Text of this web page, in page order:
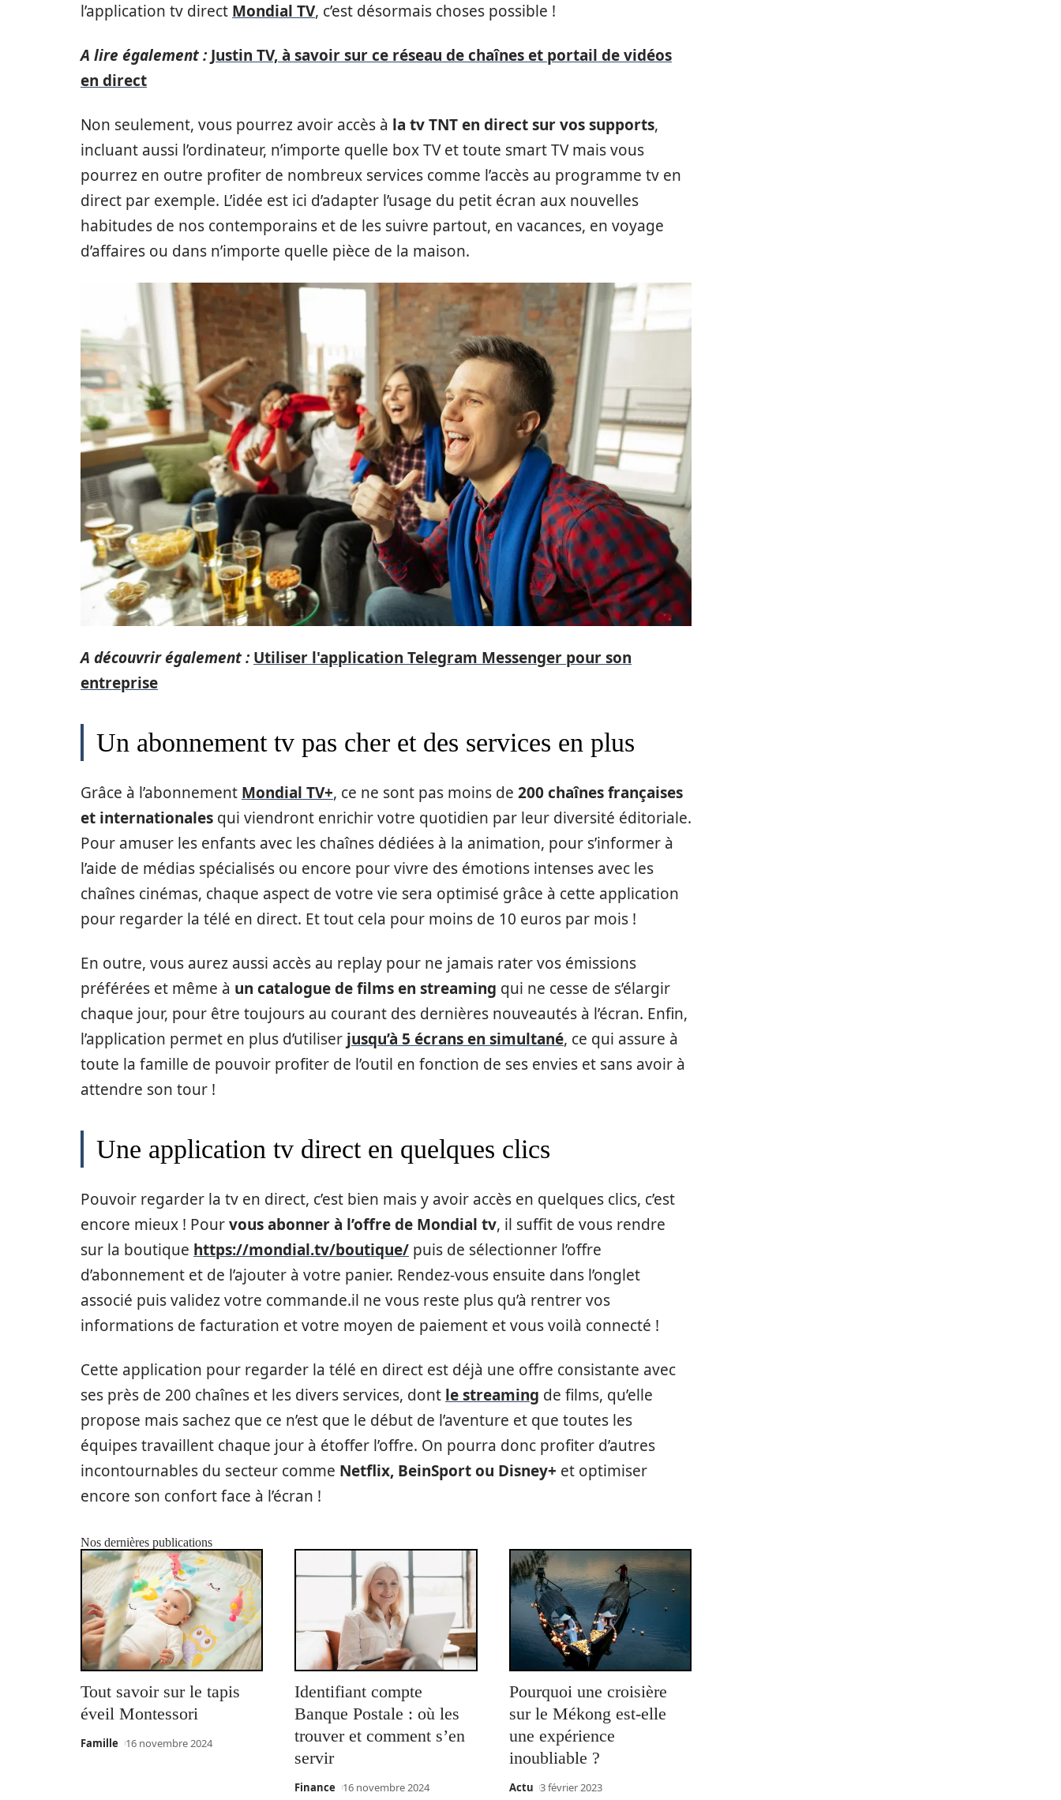
l’application tv direct Mondial TV, c’est désormais choses possible !
A lire également : Justin TV, à savoir sur ce réseau de chaînes et portail de vidéos
en direct
Non seulement, vous pourrez avoir accès à la tv TNT en direct sur vos supports,
incluant aussi l’ordinateur, n’importe quelle box TV et toute smart TV mais vous
pourrez en outre profiter de nombreux services comme l’accès au programme tv en
direct par exemple. L’idée est ici d’adapter l’usage du petit écran aux nouvelles
habitudes de nos contemporains et de les suivre partout, en vacances, en voyage
d’affaires ou dans n’importe quelle pièce de la maison.
A découvrir également : Utiliser l'application Telegram Messenger pour son
entreprise
Un abonnement tv pas cher et des services en plus
Grâce à l’abonnement Mondial TV+, ce ne sont pas moins de 200 chaînes françaises
et internationales qui viendront enrichir votre quotidien par leur diversité éditoriale.
Pour amuser les enfants avec les chaînes dédiées à la animation, pour s’informer à
l’aide de médias spécialisés ou encore pour vivre des émotions intenses avec les
chaînes cinémas, chaque aspect de votre vie sera optimisé grâce à cette application
pour regarder la télé en direct. Et tout cela pour moins de 10 euros par mois !
En outre, vous aurez aussi accès au replay pour ne jamais rater vos émissions
préférées et même à un catalogue de films en streaming qui ne cesse de s’élargir
chaque jour, pour être toujours au courant des dernières nouveautés à l’écran. Enfin,
l’application permet en plus d’utiliser jusqu’à 5 écrans en simultané, ce qui assure à
toute la famille de pouvoir profiter de l’outil en fonction de ses envies et sans avoir à
attendre son tour !
Une application tv direct en quelques clics
Pouvoir regarder la tv en direct, c’est bien mais y avoir accès en quelques clics, c’est
encore mieux ! Pourvous abonner à l’offre de Mondial tv, il suffit de vous rendre
sur la boutique https://mondial.tv/boutique/ puis de sélectionner l’offre
d’abonnement et de l’ajouter à votre panier. Rendez-vous ensuite dans l’onglet
associé puis validez votre commande.il ne vous reste plus qu’à rentrer vos
informations de facturation et votre moyen de paiement et vous voilà connecté !
Cette application pour regarder la télé en direct est déjà une offre consistante avec
ses près de 200 chaînes et les divers services, dont le streaming de films, qu’elle
propose mais sachez que ce n’est que le début de l’aventure et que toutes les
équipes travaillent chaque jour à étoffer l’offre. On pourra donc profiter d’autres
incontournables du secteur comme Netflix, BeinSport ou Disney+ et optimiser
encore son confort face à l’écran !
Nos dernières publications
Tout savoir sur le tapis
éveil Montessori
Famille 16 novembre 2024
Identifiant compte
Banque Postale : où les
trouver et comment s’en
servir
Finance 16 novembre 2024
Pourquoi une croisière
sur le Mékong est-elle
une expérience
inoubliable ?
Actu 3 février 2023